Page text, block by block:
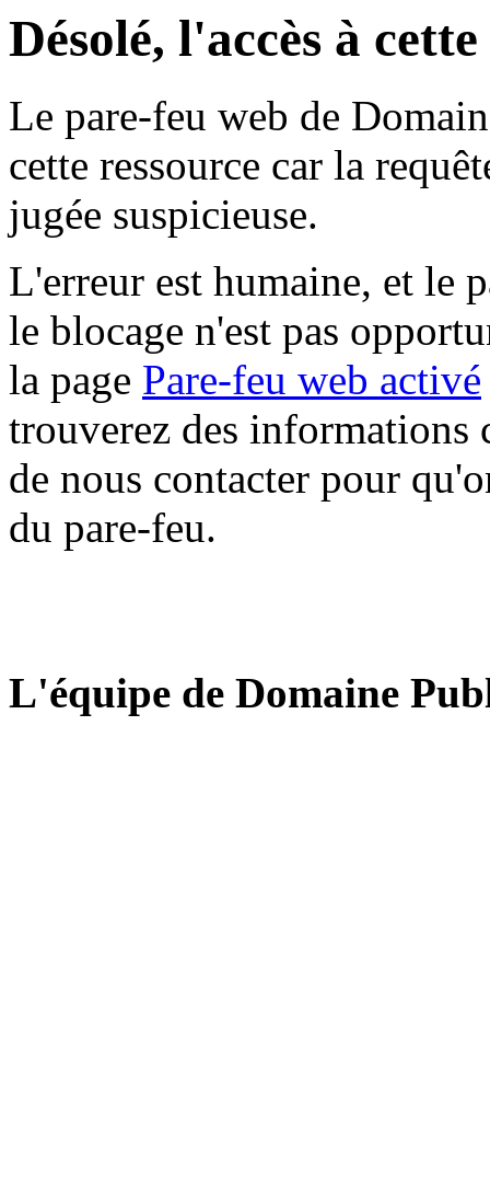
Désolé, l'accès à
Le pare-feu web de
cette ressource car la
jugée suspicieuse.
L'erreur est humaine, et le
le blocage n'est pas
la page Pare-feu web activé
trouverez des informations
de nous contacter pour
du pare-feu.
L'équipe de Domaine